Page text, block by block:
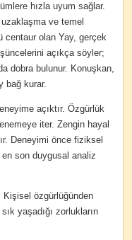
hızla uyum sağlar.
ve temel
centaur olan Yay, gerçek
açıkça söyler;
dobra bulunur. Konuşkan,
bağ kurar.
açıktır. Özgürlük
iter. Zengin hayal
Deneyimi önce fiziksel
son duygusal analiz
Kişisel özgürlüğünden
yaşadığı zorlukların